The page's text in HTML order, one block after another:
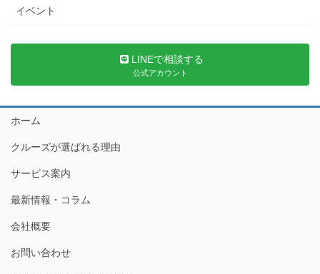
イベント
LINEで相談する
公式アカウント
ホーム
クルーズが選ばれる理由
サービス案内
最新情報・コラム
会社概要
お問い合わせ